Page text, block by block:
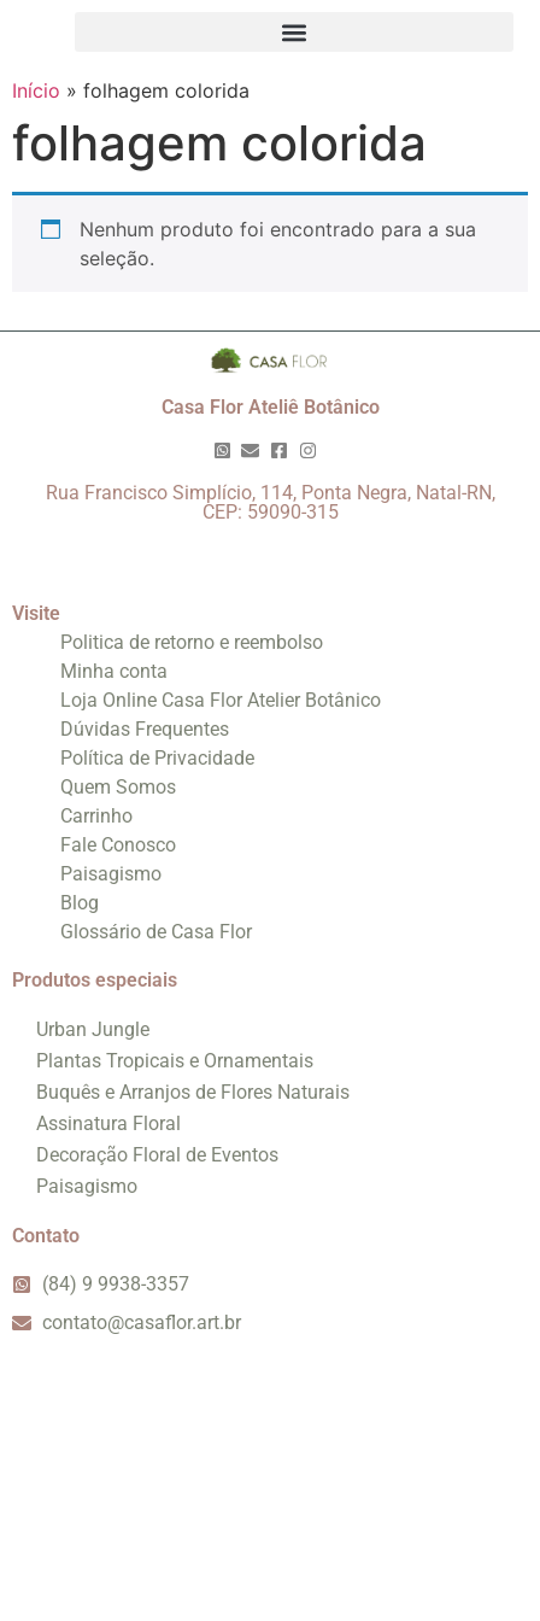
Início » folhagem colorida
folhagem colorida
Nenhum produto foi encontrado para a sua
seleção.
Casa Flor Ateliê Botânico
Rua Francisco Simplício, 114, Ponta Negra, Natal-RN,
CEP: 59090-315
Visite
Politica de retorno e reembolso
Minha conta
Loja Online Casa Flor Atelier Botânico
Dúvidas Frequentes
Política de Privacidade
Quem Somos
Carrinho
Fale Conosco
Paisagismo
Blog
Glossário de Casa Flor
Produtos especiais
Urban Jungle
Plantas Tropicais e Ornamentais
Buquês e Arranjos de Flores Naturais
Assinatura Floral
Decoração Floral de Eventos
Paisagismo
Contato
(84) 9 9938-3357
contato@casaflor.art.br